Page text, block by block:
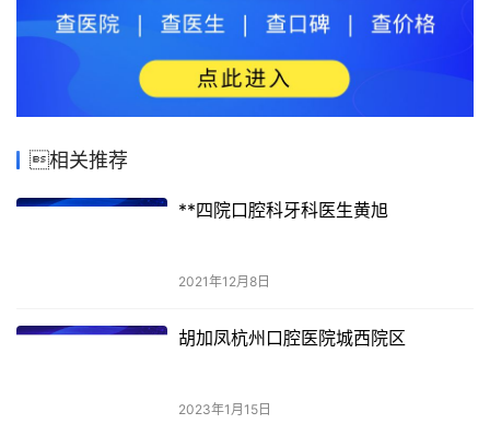
相关推荐
**四院口腔科牙科医生黄旭
2021年12月8日
胡加凤杭州口腔医院城西院区
2023年1月15日